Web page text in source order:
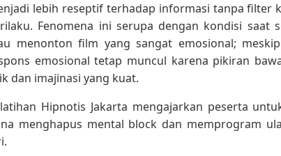
lebih reseptif terhadap informasi tanpa filter
Fenomena ini serupa dengan kondisi saat
menonton film yang sangat emosional;
emosional tetap muncul karena pikiran
dan imajinasi yang kuat.
Hipnotis Jakarta mengajarkan peserta
menghapus mental block dan memprogram